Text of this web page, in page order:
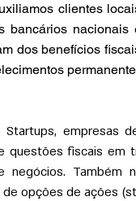
clientes
bancários
dos benefícios
Startups, empresas
questões fiscais
Também
opções de ações